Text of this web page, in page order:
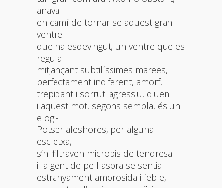
anava
en camí de tornar-se aquest gran
ventre
que ha esdevingut, un ventre que es
regula
mitjançant subtilíssimes marees,
perfectament indiferent, amorf,
trepidant i sorrut: agressiu, diuen
i aquest mot, segons sembla, és un
elogi-.
Potser aleshores, per alguna
escletxa,
s’hi filtraven microbis de tendresa
i la gent de pell aspra se sentia
estranyament amorosida i feble,